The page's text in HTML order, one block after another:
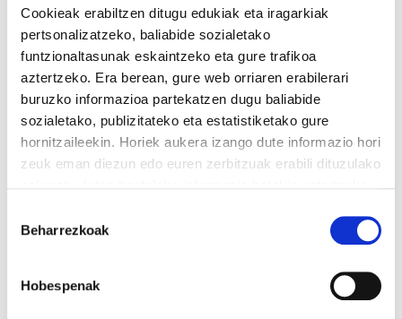
Cookieak erabiltzen ditugu edukiak eta iragarkiak
pertsonalizatzeko, baliabide sozialetako
funtzionaltasunak eskaintzeko eta gure trafikoa
aztertzeko. Era berean, gure web orriaren erabilerari
buruzko informazioa partekatzen dugu baliabide
sozialetako, publizitateko eta estatistiketako gure
hornitzaileekin. Horiek aukera izango dute informazio hori
zeuk eman diezun edo euren zerbitzuak erabili dituzulako
hautatzea
Beharrezkoak
Hobespenak